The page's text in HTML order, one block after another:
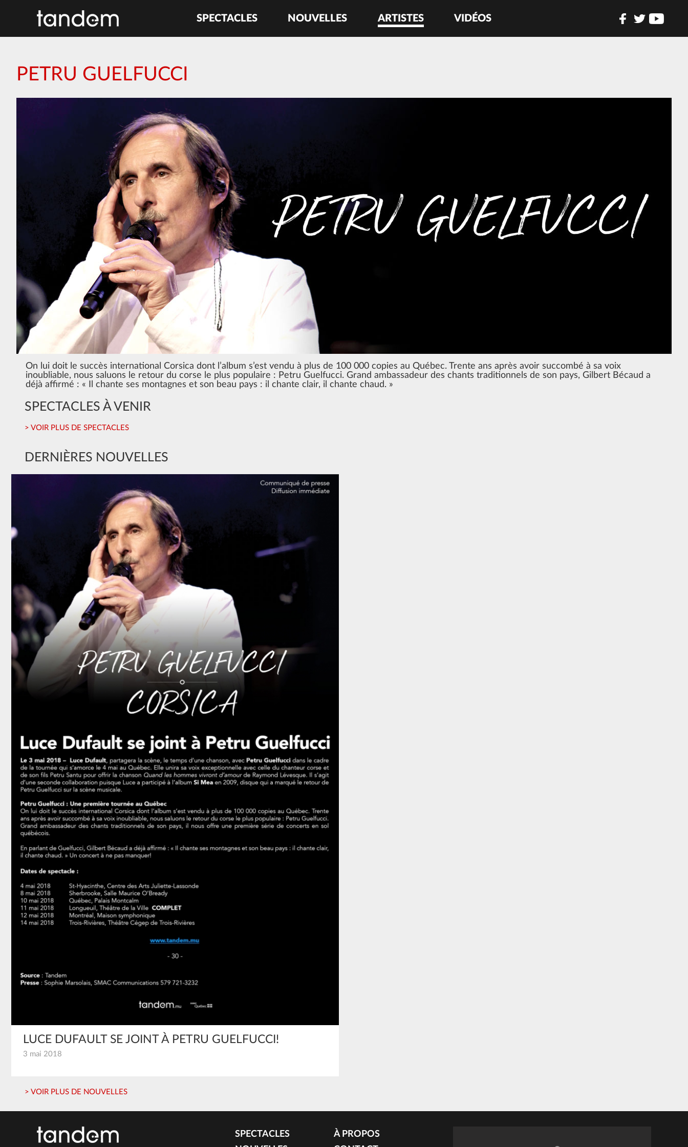
SPECTACLES NOUVELLES ARTISTES VIDÉOS
PETRU GUELFUCCI
On lui doit le succès international Corsica dont l’album s’est vendu à plus de 100 000 copies au Québec. Trente ans après avoir succombé à sa voix
inoubliable, nous saluons le retour du corse le plus populaire : Petru Guelfucci. Grand ambassadeur des chants traditionnels de son pays, Gilbert Bécaud a
déjà affirmé : « Il chante ses montagnes et son beau pays : il chante clair, il chante chaud. »
SPECTACLES À VENIR
> VOIR PLUS DE SPECTACLES
DERNIÈRES NOUVELLES
LUCE DUFAULT SE JOINT À PETRU GUELFUCCI!
3 mai 2018
> VOIR PLUS DE NOUVELLES
SPECTACLES
À PROPOS